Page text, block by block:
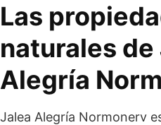
Las
naturales de
Alegría
Jalea Alegría Normonerv